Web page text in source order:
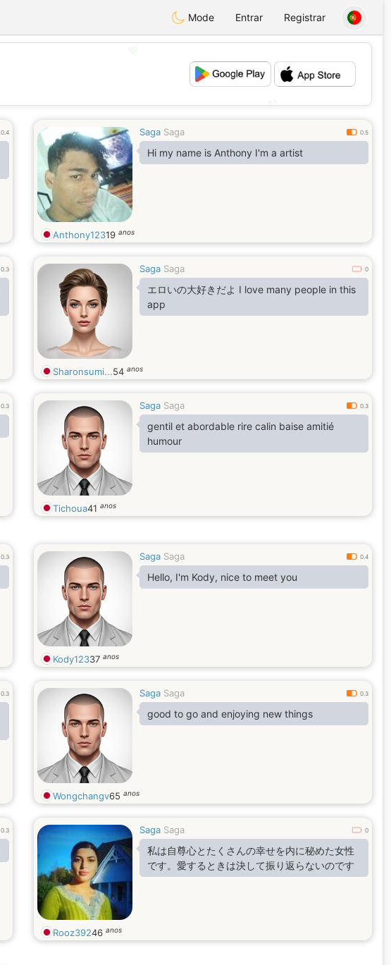
Mode Entrar Registrar
0.4 Saga Saga 0.5
Hi my name is Anthony I'm a artist
Anthony12319 anos
0.3 Saga Saga 0
エロいの大好きだよ I love many people in this
app
Sharonsumi...54 anos
0.3 Saga Saga 0.3
gentil et abordable rire calin baise amitié
humour
Tichoua41 anos
0.3 Saga Saga 0.4
Hello, I'm Kody, nice to meet you
Kody12337 anos
0.3 Saga Saga 0.3
good to go and enjoying new things
Wongchangv65 anos
0.3 Saga Saga 0
私は自尊心とたくさんの幸せを内に秘めた女性
です。愛するときは決して振り返らないのです
Rooz39246 anos